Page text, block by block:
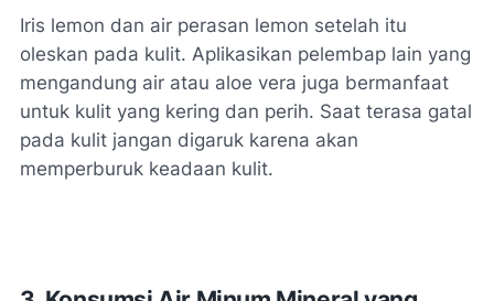
Iris lemon dan air perasan lemon setelah itu
oleskan pada kulit. Aplikasikan pelembap lain yang
mengandung air atau aloe vera juga bermanfaat
untuk kulit yang kering dan perih. Saat terasa gatal
pada kulit jangan digaruk karena akan
memperburuk keadaan kulit.